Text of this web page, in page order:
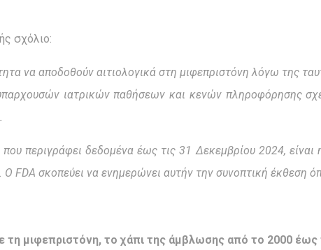
σχόλιο:
να αποδοθούν αιτιολογικά στη μιφεπριστόνη λόγω της
ιατρικών παθήσεων και κενών πληροφόρησης
περιγράφει δεδομένα έως τις 31 Δεκεμβρίου 2024,
FDA σκοπεύει να ενημερώνει αυτήν την συνοπτική έκθεση
τη μιφεπριστόνη, το χάπι της άμβλωσης από το 2000 έως